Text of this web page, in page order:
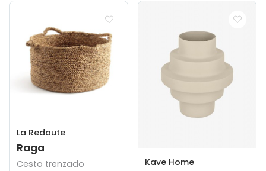
La Redoute
Raga
Cesto trenzado
Kave Home